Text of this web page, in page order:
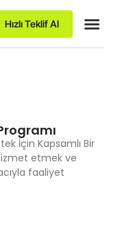
Hızlı Teklif Al
İçin Kapsamlı Bir
etmek ve
faaliyet